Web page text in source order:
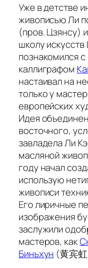
Уже в детстве
живописью Ли
(пров. Цзянсу)
школу
познакомился
каллиграфом
настаивал на
только у
европейских
Идея
восточного,
завладела Ли
масляной
году начал
использую
живописи
Его лиричные
изображения
заслужили
мастеров, как
Биньхун (黄宾